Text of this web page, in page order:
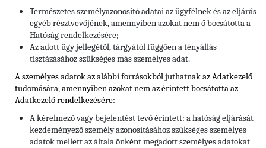
Természetes személyazonosító adatai az ügyfélnek és az eljárás
egyéb résztvevőjének, amennyiben azokat nem ő bocsátotta a
Hatóság rendelkezésére;
Az adott ügy jellegétől, tárgyától függően a tényállás
tisztázásához szükséges más személyes adat.
A személyes adatok az alábbi forrásokból juthatnak az Adatkezelő
tudomására, amennyiben azokat nem az érintett bocsátotta az
Adatkezelő rendelkezésére:
A kérelmező vagy bejelentést tevő érintett: a hatóság eljárását
kezdeményező személy azonosításához szükséges személyes
adatok mellett az általa önként megadott személyes adatokat